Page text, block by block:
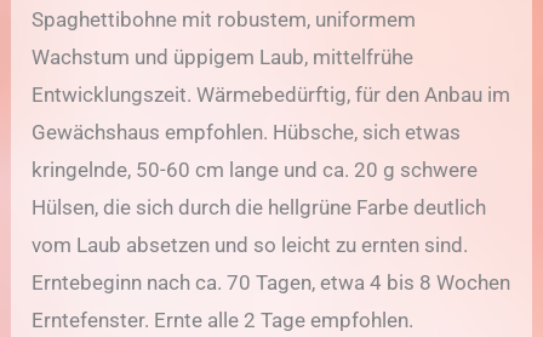
Spaghettibohne mit robustem, uniformem
Wachstum und üppigem Laub, mittelfrühe
Entwicklungszeit. Wärmebedürftig, für den Anbau im
Gewächshaus empfohlen. Hübsche, sich etwas
kringelnde, 50-60 cm lange und ca. 20 g schwere
Hülsen, die sich durch die hellgrüne Farbe deutlich
vom Laub absetzen und so leicht zu ernten sind.
Erntebeginn nach ca. 70 Tagen, etwa 4 bis 8 Wochen
Erntefenster. Ernte alle 2 Tage empfohlen.